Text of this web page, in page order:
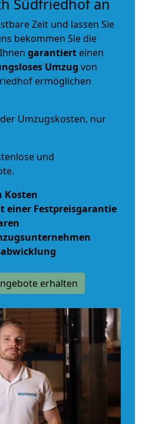
Südfriedhof an
Zeit und lassen Sie
bekommen Sie die
garantiert einen
Umzug von
ermöglichen
Umzugskosten, nur
und
Kosten
einer Festpreisgarantie
erhalten